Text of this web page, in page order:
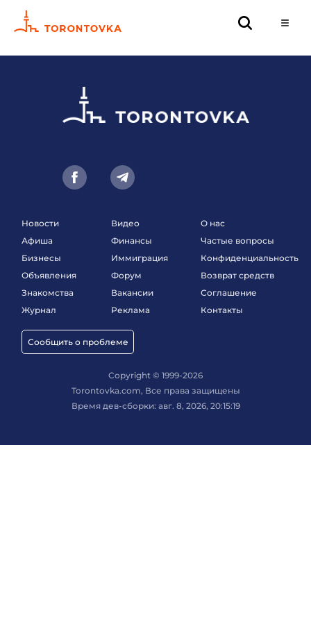
Новости
Афиша
Бизнесы
Объявления
Знакомства
Журнал
Сообщить о проблеме
Видео
Финансы
Иммиграция
Форум
Вакансии
Реклама
О нас
Частые вопросы
Конфиденциальность
Возврат средств
Соглашение
Контакты
Copyright © 1999-2026
Torontovka.com, Все права защищены
Время дев-сборки: авг. 8, 2026, 20:15:19